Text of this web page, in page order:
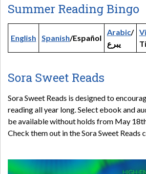
Summer Reading Bingo
English Spanish/Español
Arabic/
يبرع
Sora Sweet Reads
Sora Sweet Reads is designed to
reading all year long. Select ebook and
be available without holds from May
Check them out in the Sora Sweet Reads